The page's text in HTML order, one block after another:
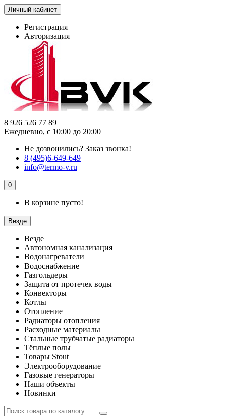
Личный кабинет
Регистрация
Авторизация
8 926 526 77 89
Ежедневно, с 10:00 до 20:00
Не дозвонились? Заказ звонка!
8 (495)6-649-649
info@termo-v.ru
0
В корзине пусто!
Везде
Везде
Автономная канализация
Водонагреватели
Водоснабжение
Газгольдеры
Защита от протечек воды
Конвекторы
Котлы
Отопление
Радиаторы отопления
Расходные материалы
Стальные трубчатые радиаторы
Тёплые полы
Товары Stout
Электрооборудование
Газовые генераторы
Наши объекты
Новинки